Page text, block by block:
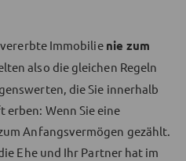
Immobilie nie zum
also die gleichen Regeln
die Sie innerhalb
Wenn Sie eine
Anfangsvermögen gezählt.
Ehe und Ihr Partner hat im